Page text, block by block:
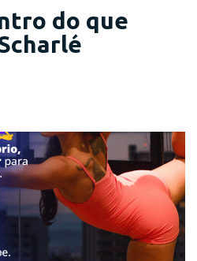
do que